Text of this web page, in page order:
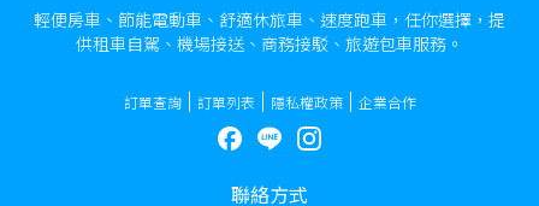
輕便房車、節能電動車、舒適休旅車、速度跑車，任你選擇，提
供租車自駕、機場接送、商務接駁、旅遊包車服務。
訂單查詢 訂單列表 隱私權政策 企業合作
聯絡方式